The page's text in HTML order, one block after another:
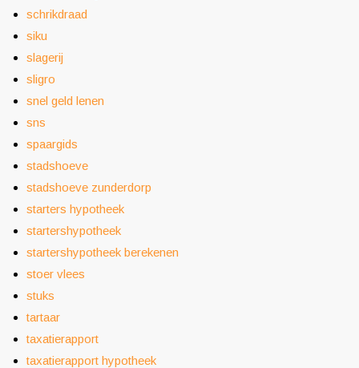
schrikdraad
siku
slagerij
sligro
snel geld lenen
sns
spaargids
stadshoeve
stadshoeve zunderdorp
starters hypotheek
startershypotheek
startershypotheek berekenen
stoer vlees
stuks
tartaar
taxatierapport
taxatierapport hypotheek